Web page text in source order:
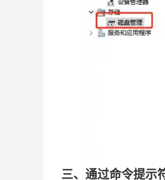
三、通过命令提示